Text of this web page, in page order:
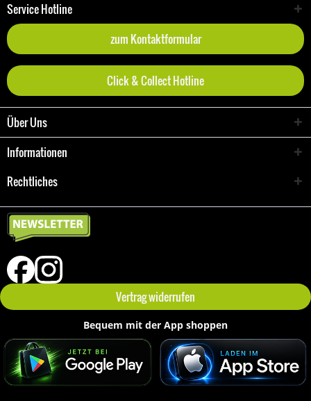
Service Hotline
zum Kontaktformular
Click & Collect Hotline
Über Uns
Informationen
Rechtliches
Vertrag widerrufen
Bequem mit der App shoppen